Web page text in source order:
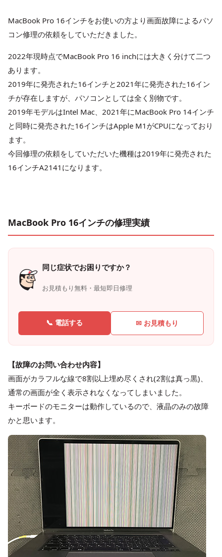
MacBook Pro 16インチをお使いの方より画面故障によるパソ
コン修理の依頼をしていただきました。
2022年現時点でMacBook Pro 16 inchには大きく分けて二つ
あります。
2019年に発売された16インチと2021年に発売された16イン
チが存在しますが、パソコンとしては全く別物です。
2019年モデルはIntel Mac、2021年にMacBook Pro 14インチ
と同時に発売された16インチはApple M1がCPUになっており
ます。
今回修理の依頼をしていただいた機種は2019年に発売された
16インチA2141になります。
MacBook Pro 16インチの修理実績
同じ症状でお困りですか？
お見積もり無料・最短即日修理
📞 電話する ✉ お見積もり
【故障のお問い合わせ内容】
画面がカラフルな線で8割以上埋め尽くされ(2割は真っ黒)、
通常の画面が全く表示されなくなってしまいました。
キーボードのモニターは動作しているので、液晶のみの故障
かと思います。